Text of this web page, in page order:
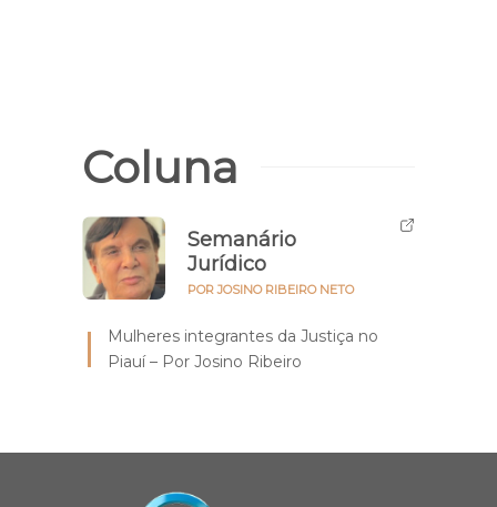
Coluna
Semanário
Jurídico
POR JOSINO RIBEIRO NETO
Mulheres integrantes da Justiça no
Piauí – Por Josino Ribeiro